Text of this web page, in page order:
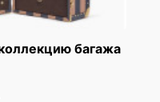
багажа